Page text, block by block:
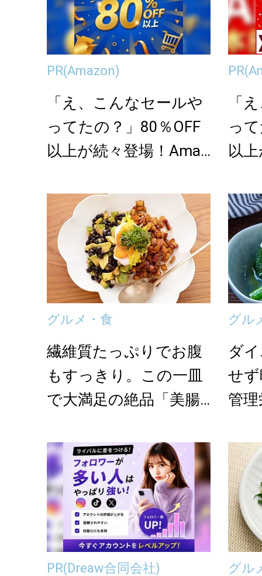
PR(Amazon)
「え、こんなセールや
ってたの？」80％OFF
以上が続々登場！Amaz
PR
「
っ
以
グルメ・食
繊維質たっぷりでお腹
もすっきり。この一皿
で大満足の絶品「美腸
活...
グル
ダ
せ
管
ピ...
PR(Dreaw合同会社) グル